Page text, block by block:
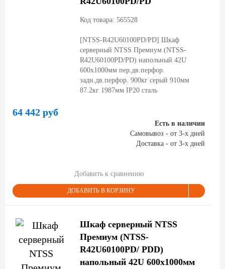
Код товара: 565528
[NTSS-R42U60100PD/PD] Шкаф
серверный NTSS Премиум (NTSS-
R42U60100PD/PD) напольный 42U
600x1000мм пер.дв.перфор.
задн.дв.перфор. 900кг серый 910мм
87.2кг 1987мм IP20 сталь
64 442 руб
Есть в наличии
Самовывоз - от 3-х дней
Доставка - от 3-х дней
Добавить к сравнению
ДОБАВИТЬ В КОРЗИНУ
Шкаф серверный NTSS
Премиум (NTSS-
R42U60100PD/ PDD)
напольный 42U 600x1000мм